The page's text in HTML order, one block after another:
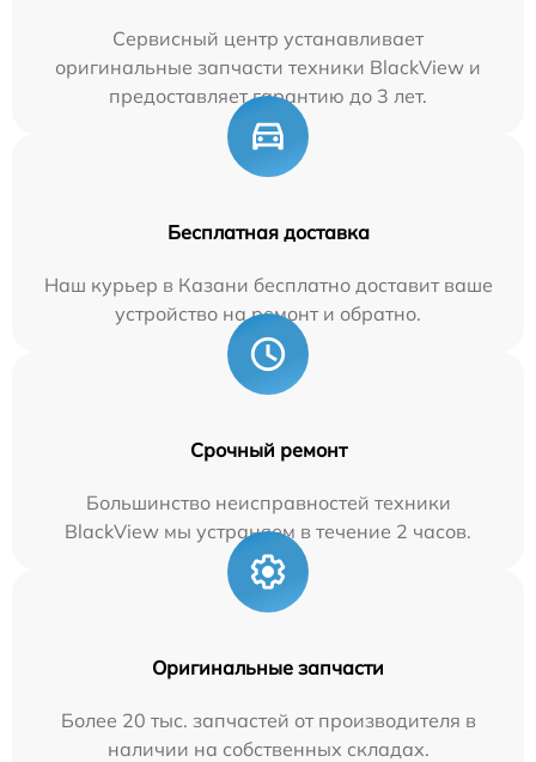
Сервисный центр устанавливает
оригинальные запчасти техники BlackView и
предоставляет гарантию до 3 лет.
Бесплатная доставка
Наш курьер в Казани бесплатно доставит ваше
устройство на ремонт и обратно.
Срочный ремонт
Большинство неисправностей техники
BlackView мы устраняем в течение 2 часов.
Оригинальные запчасти
Более 20 тыс. запчастей от производителя в
наличии на собственных складах.